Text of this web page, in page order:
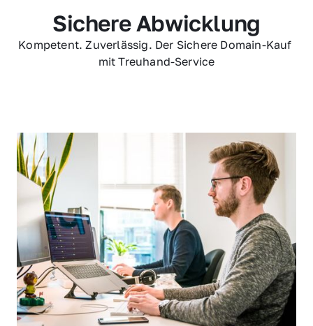
Sichere Abwicklung
Kompetent. Zuverlässig. Der Sichere Domain-Kauf
mit Treuhand-Service